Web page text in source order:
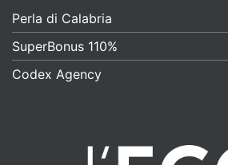
Perla di Calabria
SuperBonus 110%
Codex Agency